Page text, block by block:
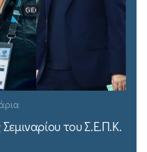
του Σ.Ε.Π.Κ.